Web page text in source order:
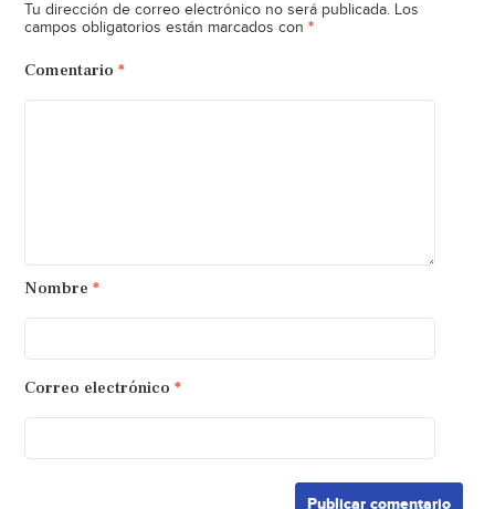
Tu dirección de correo electrónico no será publicada. Los
campos obligatorios están marcados con *
Comentario *
Nombre *
Correo electrónico *